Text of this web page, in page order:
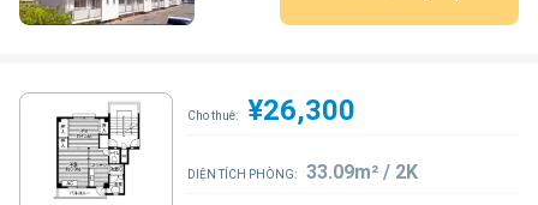
Cho thuê: ¥26,300
DIỆN TÍCH PHÒNG: 33.09m² / 2K